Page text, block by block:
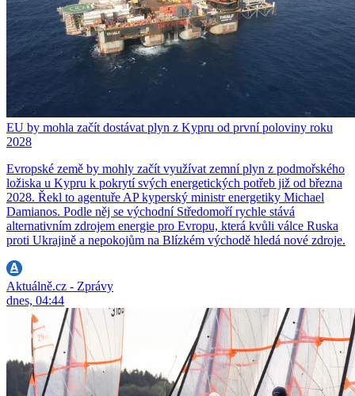
EU by mohla začít dostávat plyn z Kypru od první poloviny roku
2028
Evropské země by mohly začít využívat zemní plyn z podmořského
ložiska u Kypru k pokrytí svých energetických potřeb již od března
2028. Řekl to agentuře AP kyperský ministr energetiky Michael
Damianos. Podle něj se východní Středomoří rychle stává
alternativním zdrojem energie pro Evropu, která kvůli válce Ruska
proti Ukrajině a nepokojům na Blízkém východě hledá nové zdroje.
Aktuálně.cz - Zprávy
dnes, 04:44